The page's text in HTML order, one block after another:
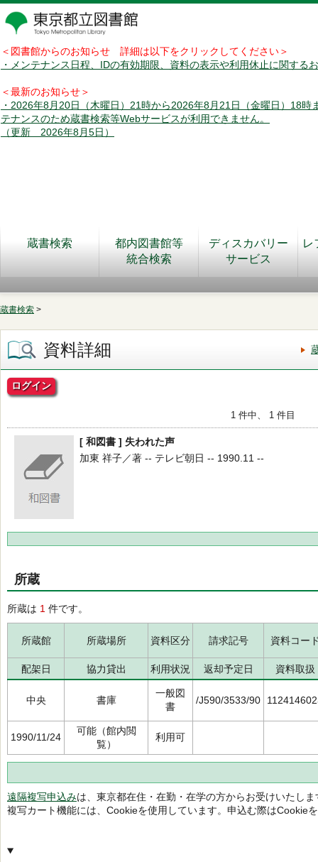
＜図書館からのお知らせ 詳細は以下をクリックしてください＞
・メンテナンス日程、IDの有効期限、資料の表示や利用休止に関する
＜最新のお知らせ＞
・2026年8月20日（木曜日）21時から2026年8月21日（金曜日）18時
テナンスのため蔵書検索等Webサービスが利用できません。
（更新 2026年8月5日）
蔵書検索
都内図書館等
統合検索
ディスカバリー
サービス
レ
蔵書検索 >
資料詳細
ログイン
1 件中、 1 件目
[ 和図書 ] 失われた声
加東 祥子／著 -- テレビ朝日 -- 1990.11 --
所蔵
所蔵は 1 件です。
所蔵館 所蔵場所 資料区分 請求記号 資料コー
配架日 協力貸出 利用状況 返却予定日 資料取扱
中央 書庫
一般図
書
/J590/3533/90
1990/11/24
可能（館内閲
覧）
利用可
遠隔複写申込みは、東京都在住・在勤・在学の方からお受けいたしま
複写カート機能には、Cookieを使用しています。申込む際はCookie